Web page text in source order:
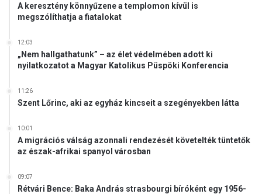
A keresztény könnyűzene a templomon kívül is
megszólíthatja a fiatalokat
12:03
„Nem hallgathatunk” – az élet védelmében adott ki
nyilatkozatot a Magyar Katolikus Püspöki Konferencia
11:26
Szent Lőrinc, aki az egyház kincseit a szegényekben látta
10:01
A migrációs válság azonnali rendezését követelték tüntetők
az észak-afrikai spanyol városban
09:07
Rétvári Bence: Baka András strasbourgi bíróként egy 1956-